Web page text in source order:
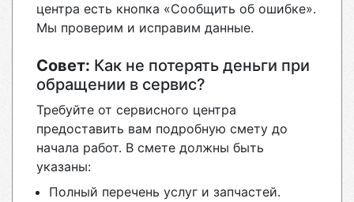
центра есть кнопка «Сообщить об ошибке».
Мы проверим и исправим данные.
Совет: Как не потерять деньги при
обращении в сервис?
Требуйте от сервисного центра
предоставить вам подробную смету до
начала работ. В смете должны быть
указаны:
Полный перечень услуг и запчастей.